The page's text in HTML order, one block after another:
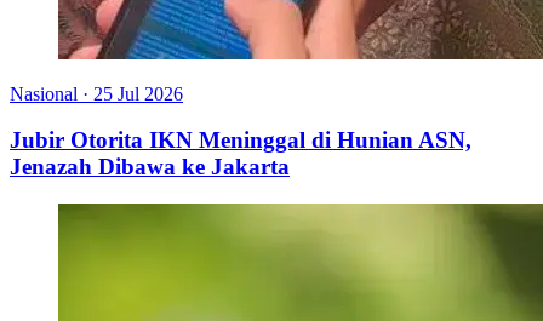
Nasional · 25 Jul 2026
Jubir Otorita IKN Meninggal di Hunian ASN,
Jenazah Dibawa ke Jakarta